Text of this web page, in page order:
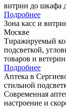
витрин до шкафа
Подробнее
Зона касс и
Москве
Тиражируемый
подсветкой,
товаров и
Подробнее
Аптека в
стильной
Современная
настроение и